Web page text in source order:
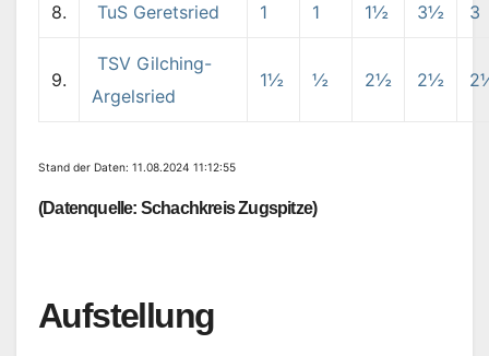
8. TuS Geretsried 1 1 1½ 3½ 3
9.
TSV Gilching-
Argelsried
1½ ½ 2½ 2½
Stand der Daten: 11.08.2024 11:12:55
(Datenquelle: Schachkreis Zugspitze)
Aufstellung